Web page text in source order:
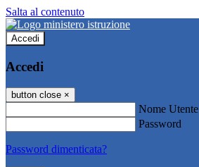
Salta al contenuto
Accedi
Accedi
button close ×
Nome Utente
Password
Password dimenticata?